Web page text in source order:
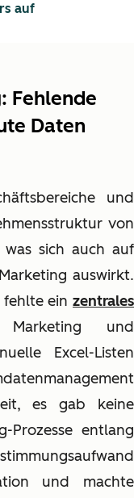
Fehlende
Daten
und
von
sich auch auf
auswirkt.
ein zentrales
und
Excel-Listen
es gab keine
Prozesse entlang
und machte
auf